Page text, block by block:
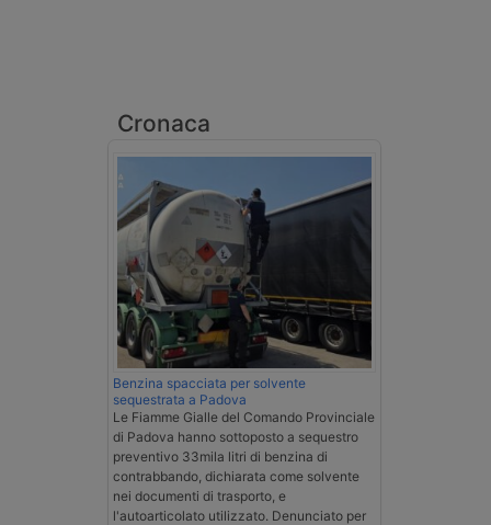
Cronaca
Benzina spacciata per solvente
sequestrata a Padova
Le Fiamme Gialle del Comando Provinciale
di Padova hanno sottoposto a sequestro
preventivo 33mila litri di benzina di
contrabbando, dichiarata come solvente
nei documenti di trasporto, e
l'autoarticolato utilizzato. Denunciato per